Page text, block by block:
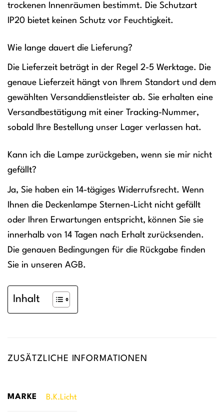
trockenen Innenräumen bestimmt. Die Schutzart
IP20 bietet keinen Schutz vor Feuchtigkeit.
Wie lange dauert die Lieferung?
Die Lieferzeit beträgt in der Regel 2-5 Werktage. Die
genaue Lieferzeit hängt von Ihrem Standort und dem
gewählten Versanddienstleister ab. Sie erhalten eine
Versandbestätigung mit einer Tracking-Nummer,
sobald Ihre Bestellung unser Lager verlassen hat.
Kann ich die Lampe zurückgeben, wenn sie mir nicht
gefällt?
Ja, Sie haben ein 14-tägiges Widerrufsrecht. Wenn
Ihnen die Deckenlampe Sternen-Licht nicht gefällt
oder Ihren Erwartungen entspricht, können Sie sie
innerhalb von 14 Tagen nach Erhalt zurücksenden.
Die genauen Bedingungen für die Rückgabe finden
Sie in unseren AGB.
Inhalt
ZUSÄTZLICHE INFORMATIONEN
MARKE B.K.Licht